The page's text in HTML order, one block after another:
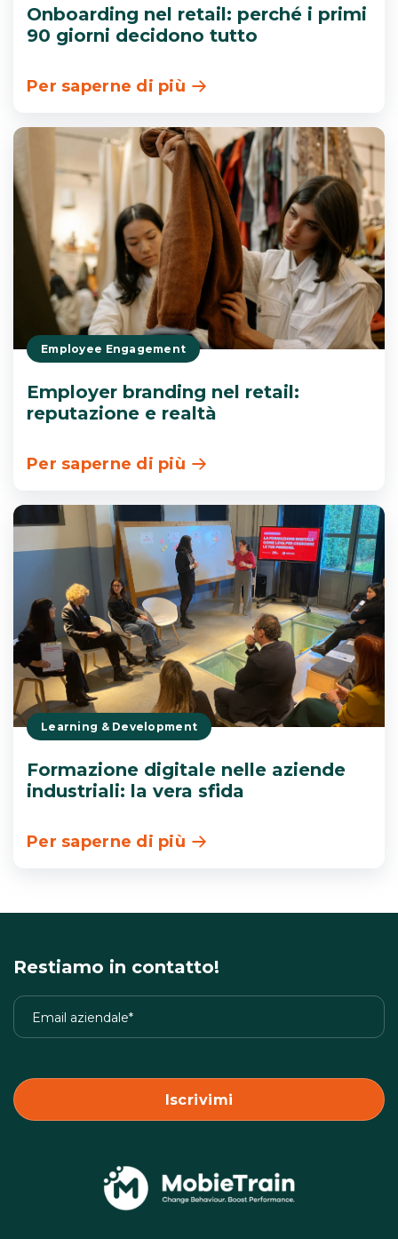
Onboarding nel retail: perché i primi
90 giorni decidono tutto
Per saperne di più
Employee Engagement
Employer branding nel retail:
reputazione e realtà
Per saperne di più
Learning & Development
Formazione digitale nelle aziende
industriali: la vera sfida
Per saperne di più
Restiamo in contatto!